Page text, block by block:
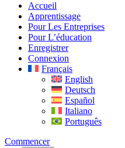
Accueil
Apprentissage
Pour Les Entreprises
Pour L’éducation
Enregistrer
Connexion
Français
English
Deutsch
Español
Italiano
Português
Commencer